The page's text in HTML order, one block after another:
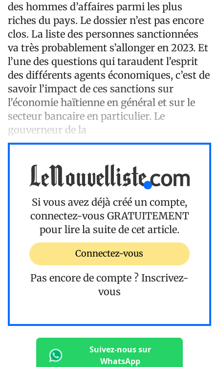
des hommes d’affaires parmi les plus
riches du pays. Le dossier n’est pas encore
clos. La liste des personnes sanctionnées
va très probablement s’allonger en 2023. Et
l’une des questions qui taraudent l’esprit
des différents agents économiques, c’est de
savoir l’impact de ces sanctions sur
l’économie haïtienne en général et sur le
secteur bancaire en particulier. Le
gouverneur de la
Si vous avez déjà créé un compte,
connectez-vous GRATUITEMENT
pour lire la suite de cet article.
Connectez-vous
Pas encore de compte ? Inscrivez-
vous
Suivez-nous sur
WhatsApp